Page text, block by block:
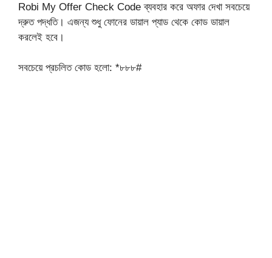
Robi My Offer Check Code ব্যবহার করে অফার দেখা সবচেয়ে
দ্রুত পদ্ধতি। এজন্য শুধু ফোনের ডায়াল প্যাড থেকে কোড ডায়াল
করলেই হবে।
সবচেয়ে প্রচলিত কোড হলো: *৮৮৮#